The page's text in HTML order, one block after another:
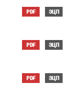
PDF ЭЦП
PDF ЭЦП
PDF ЭЦП